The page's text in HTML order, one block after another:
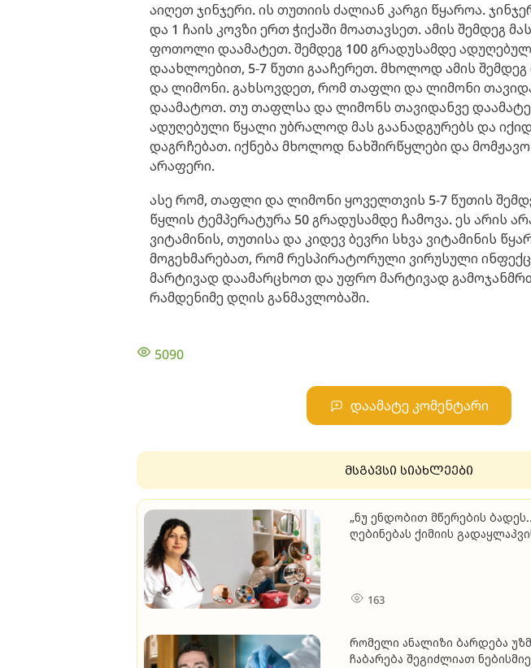
აიღეთ ჯინჯერი. ის თუთიის ძალიან კარგი წყაროა.
და 1 ჩაის კოვზი ერთ ჭიქაში მოათავსეთ. ამის შემდეგ
ფოთოლი დაამატეთ. შემდეგ 100 გრადუსამდე
დაახლოებით, 5-7 წუთი გააჩერეთ. მხოლოდ ამის
და ლიმონი. გახსოვდეთ, რომ თაფლი და ლიმონი
დაამატოთ. თუ თაფლსა და ლიმონს თავიდანვე
ადუღებული წყალი უბრალოდ მას გაანადგურებს და
დაგრჩებათ. იქნება მხოლოდ ნახშირწყლები და მომჟავო
არაფერი.
ასე რომ, თაფლი და ლიმონი ყოველთვის 5-7 წუთის
წყლის ტემპერატურა 50 გრადუსამდე ჩამოვა. ეს არის
ვიტამინის, თუთისა და კიდევ ბევრი სხვა ვიტამინის
მოგეხმარებათ, რომ რესპირატორული ვირუსული
მარტივად დაამარცხოთ და უფრო მარტივად
რამდენიმე დღის განმავლობაში.
5090
დაამატე კომენტარი
მსგავსი სიახლეები
„ნუ ენდობით მწერების
ღებინებას ქიმიის
163
რომელი ანალიზი ბარდება
ჩაბარება შეგიძლიათ